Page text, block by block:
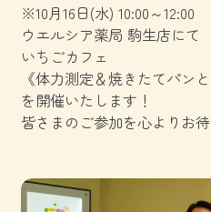
資料ダウンロード
会員
お
※10月16日(水) 10:00～12:00
ウエルシア薬局 駒生店にて
いちごカフェ
《体力測定＆焼きたてパン
を開催いたします！
皆さまのご参加を心よりお